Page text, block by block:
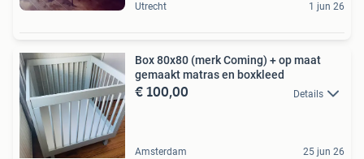
Utrecht 1 jun 26
Box 80x80 (merk Coming) + op maat
gemaakt matras en boxkleed
€ 100,00 Details
Amsterdam 25 jun 26